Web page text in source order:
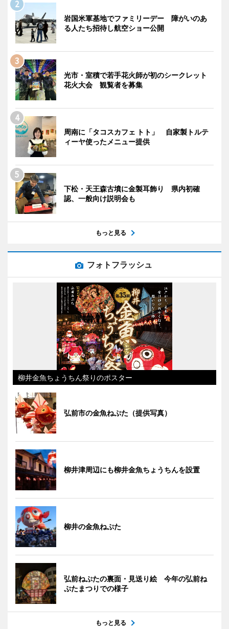
岩国米軍基地でファミリーデー 障がいのあ
る人たち招待し航空ショー公開
光市・室積で若手花火師が初のシークレット
花火大会 観覧者を募集
周南に「タコスカフェ トト」 自家製トルテ
ィーヤ使ったメニュー提供
下松・天王森古墳に金製耳飾り 県内初確
認、一般向け説明会も
もっと見る
フォトフラッシュ
柳井金魚ちょうちん祭りのポスター
弘前市の金魚ねぷた（提供写真）
柳井津周辺にも柳井金魚ちょうちんを設置
柳井の金魚ねぷた
弘前ねぷたの裏面・見送り絵 今年の弘前ね
ぷたまつりでの様子
もっと見る